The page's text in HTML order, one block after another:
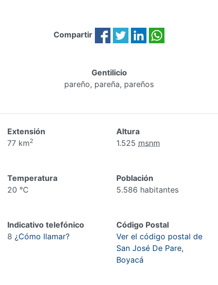
Compartir
Gentilicio
pareño, pareña, pareños
Extensión
77 km2
Altura
1.525 msnm
Temperatura
20 °C
Población
5.586 habitantes
Indicativo telefónico
8 ¿Cómo llamar?
Código Postal
Ver el código postal de
San José De Pare,
Boyacá